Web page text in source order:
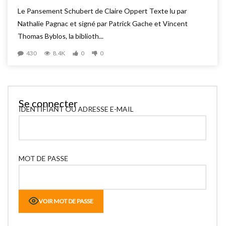
Le Pansement Schubert de Claire Oppert Texte lu par
Nathalie Pagnac et signé par Patrick Gache et Vincent
Thomas Byblos, la biblioth...
430 8.4K 0 0
Se connecter
IDENTIFIANT OU ADRESSE E-MAIL
MOT DE PASSE
VOIR MOT DE PASSE